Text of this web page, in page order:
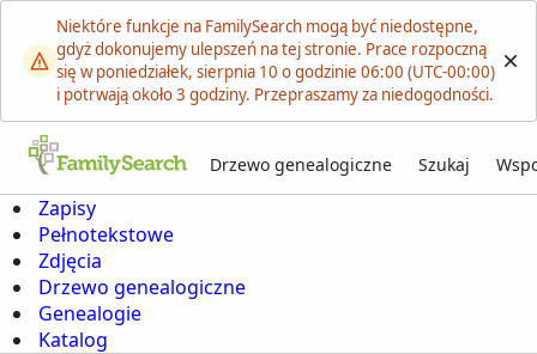
Niektóre funkcje na FamilySearch mogą być niedostępne,
gdyż dokonujemy ulepszeń na tej stronie. Prace rozpoczną
się w poniedziałek, sierpnia 10 o godzinie 06:00 (UTC-00:00)
i potrwają około 3 godziny. Przepraszamy za niedogodności.
Drzewo genealogiczne Szukaj
Zapisy
Pełnotekstowe
Zdjęcia
Drzewo genealogiczne
Genealogie
Katalog